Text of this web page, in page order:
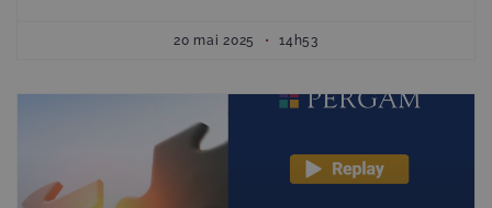
20 mai 2025 14h53